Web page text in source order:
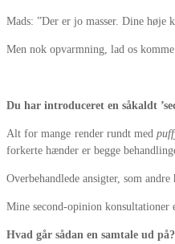
Mads: ”Der er jo masser. Dine
Men nok opvarmning, lad os
Du har introduceret en såkaldt
Alt for mange render rundt med
forkerte hænder er begge
Overbehandlede ansigter, som
Mine second-opinion
Hvad går sådan en samtale ud på?